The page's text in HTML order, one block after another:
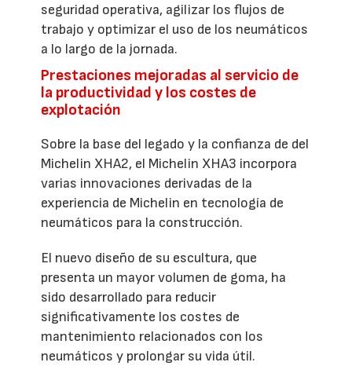
seguridad operativa, agilizar los flujos de
trabajo y optimizar el uso de los neumáticos
a lo largo de la jornada.
Prestaciones mejoradas al servicio de
la productividad y los costes de
explotación
Sobre la base del legado y la confianza de del
Michelin XHA2, el Michelin XHA3 incorpora
varias innovaciones derivadas de la
experiencia de Michelin en tecnología de
neumáticos para la construcción.
El nuevo diseño de su escultura, que
presenta un mayor volumen de goma, ha
sido desarrollado para reducir
significativamente los costes de
mantenimiento relacionados con los
neumáticos y prolongar su vida útil.